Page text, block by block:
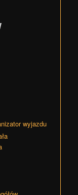
wyjazdu